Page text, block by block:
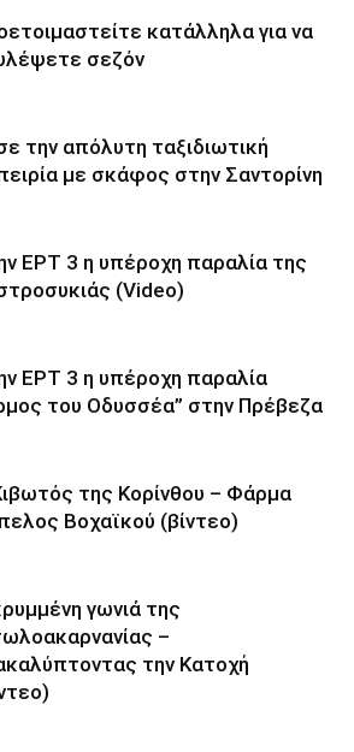
κατάλληλα για να
σεζόν
την απόλυτη ταξιδιωτική
με σκάφος στην Σαντορίνη
ΕΡΤ 3 η υπέροχη παραλία της
(Video)
ΕΡΤ 3 η υπέροχη παραλία
του Οδυσσέα” στην Πρέβεζα
της Κορίνθου – Φάρμα
Βοχαϊκού (βίντεο)
γωνιά της
–
την Κατοχή